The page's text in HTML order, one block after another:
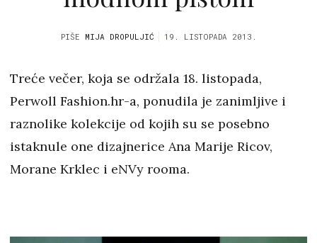
PIŠE MIJA DROPULJIĆ 19. LISTOPADA 2013.
Treće večer, koja se održala 18. listopada,
Perwoll Fashion.hr-a, ponudila je zanimljive i
raznolike kolekcije od kojih su se posebno
istaknule one dizajnerice Ana Marije Ricov,
Morane Krklec i eNVy rooma.